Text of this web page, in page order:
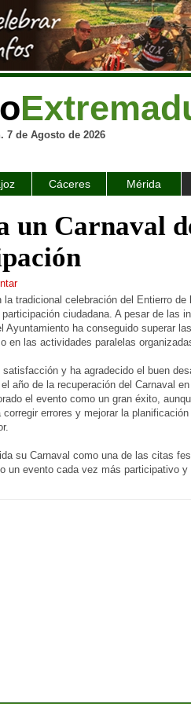
7 de Agosto de 2026
Cáceres Mérida
un Carnaval
tradicional celebración del Entierro
ciudadana. A pesar de las
ha conseguido superar
en las actividades paralelas
y ha agradecido el buen
año de la recuperación del Carnaval
el evento como un gran éxito,
errores y mejorar la
su Carnaval como una de las citas
un evento cada vez más participativo y